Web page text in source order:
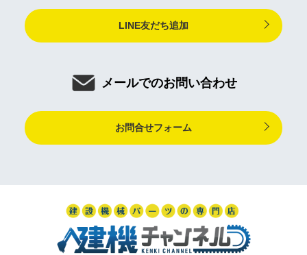
LINE友だち追加
メールでのお問い合わせ
お問合せフォーム